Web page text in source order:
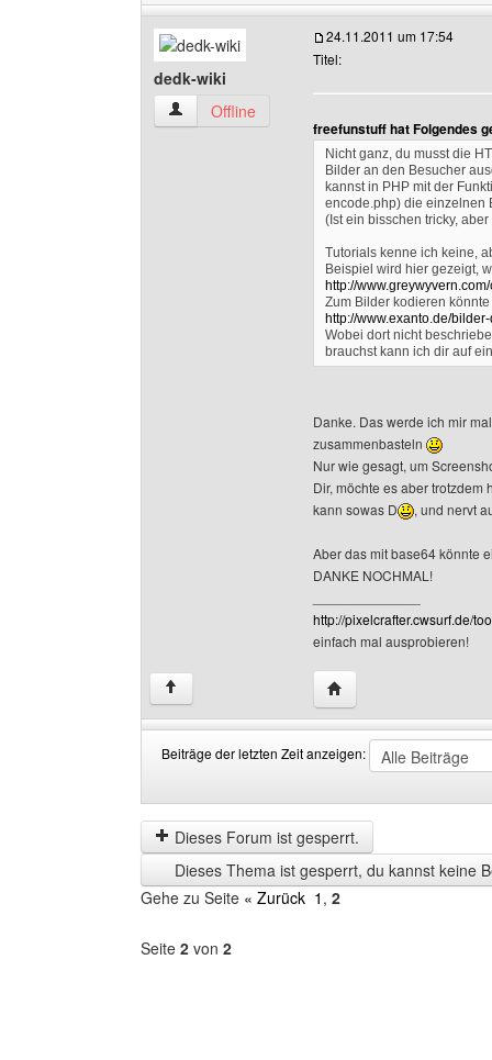
dedk-wiki
dedk-wiki Benutzer-Profile anzeigen
Offline
24.11.2011 um 17:54
Titel:
freefunstuff hat Folgendes
Nicht ganz, du musst die
Bilder an den Besucher
kannst in PHP mit der
encode.php) die einzelnen
(Ist ein bisschen tricky, aber
Tutorials kenne ich keine,
Beispiel wird hier gezeigt,
http://
Zum Bilder kodieren
http://www.exanto.de/
Wobei dort nicht
brauchst kann ich dir auf
Danke. Das werde ich mir
zusammenbasteln
Nur wie gesagt, um
Dir, möchte es aber
kann sowas D
, und nervt
Aber das mit base64 könnte
DANKE NOCHMAL!
http://pixelcrafter.cwsurf.de/
einfach mal ausprobieren!
↑ Website dieses
Beiträge der letzten Zeit anzeigen:
der
letzten
Zeit
anzeigen
by
Dieses Forum ist gesperrt.
Dieses Thema ist gesperrt, du kannst keine
Gehe zu Seite « Zurück 1 , 2
Seite 2 von 2